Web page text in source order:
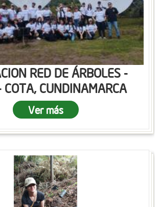
RED DE ÁRBOLES -
COTA, CUNDINAMARCA
Ver más